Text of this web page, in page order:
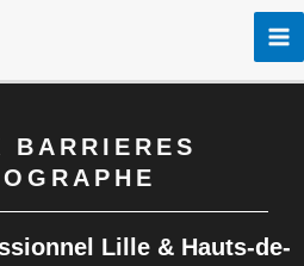
BARRIERES
Lille & Hauts-de-